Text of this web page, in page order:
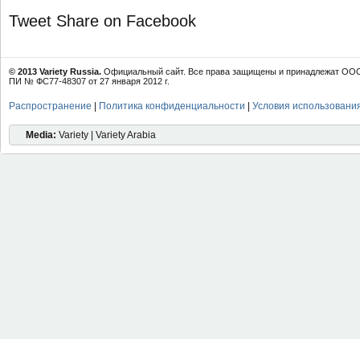
Tweet Share on Facebook
© 2013 Variety Russia. Официальный сайт. Все права защищены и принадлежат
ПИ № ФС77-48307 от 27 января 2012 г.
Распространение Политика конфиденциальности Условия
Media: Variety | Variety Arabia